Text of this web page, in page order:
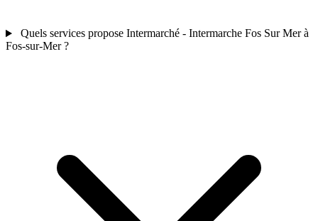
Quels services propose Intermarché - Intermarche Fos Sur Mer à
Fos-sur-Mer ?